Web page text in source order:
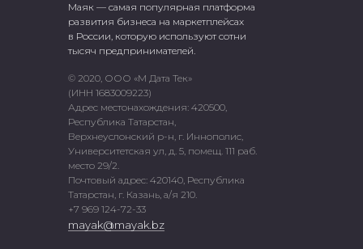
Маяк — самая популярная платформа
развития бизнеса на маркетплейсах
в России, которую используют сотни
тысяч предпринимателей.
© 2020, ООО «М Дата Тек»
(ИНН 1683009223)
Адрес местонахождения: 420500,
Республика Татарстан,
Верхнеуслонский р-н, г. Иннополис,
Университетская ул, д. 5, помещ. 111 раб.
место 29/2.
Почтовый адрес: 420140, Республика
Татарстан, г. Казань, а/я 210.
+7 969 124-72-33
mayak@mayak.bz